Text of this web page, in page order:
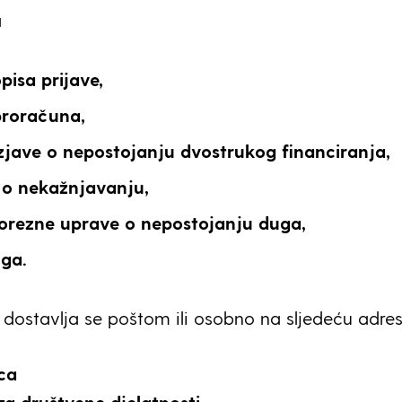
prijave,
o nepostojanju dvostrukog financiranja,
nekažnjavanju,
uprave o nepostojanju duga,
se poštom ili osobno na sljedeću